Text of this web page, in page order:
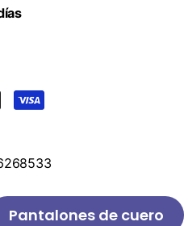
Pantalones de cuero